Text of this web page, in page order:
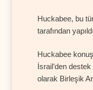
Huckabee, bu
tarafından
Huckabee
İsrail’den
olarak Birleşik